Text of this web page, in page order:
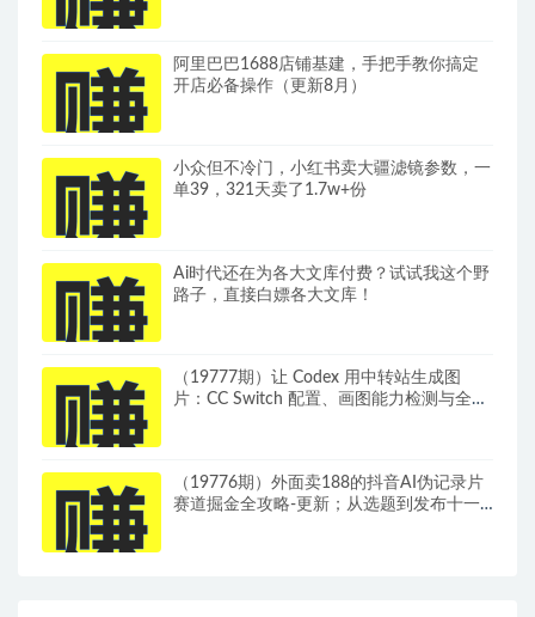
阿里巴巴1688店铺基建，手把手教你搞定
开店必备操作（更新8月）
小众但不冷门，小红书卖大疆滤镜参数，一
单39，321天卖了1.7w+份
Ai时代还在为各大文库付费？试试我这个野
路子，直接白嫖各大文库！
（19777期）让 Codex 用中转站生成图
片：CC Switch 配置、画图能力检测与全局
（19776期）外面卖188的抖音AI伪记录片
赛道掘金全攻略-更新；从选题到发布十一